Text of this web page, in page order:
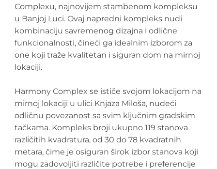
Complexu, najnovijem stambenom kompleksu
u Banjoj Luci. Ovaj napredni kompleks nudi
kombinaciju savremenog dizajna i odlične
funkcionalnosti, čineći ga idealnim izborom za
one koji traže kvalitetan i siguran dom na mirnoj
lokaciji.
Harmony Complex se ističe svojom lokacijom na
mirnoj lokaciji u ulici Knjaza Miloša, nudeći
odličnu povezanost sa svim ključnim gradskim
tačkama. Kompleks broji ukupno 119 stanova
različitih kvadratura, od 30 do 78 kvadratnih
metara, čime je osiguran širok izbor stanova koji
mogu zadovoljiti različite potrebe i preferencije